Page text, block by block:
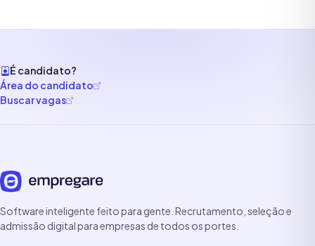
É candidato?
Área do candidato
Buscar vagas
Software inteligente feito para gente. Recrutamento, seleção e
admissão digital para empresas de todos os portes.